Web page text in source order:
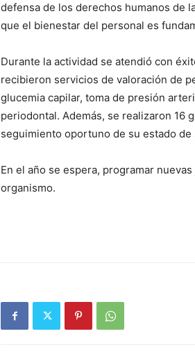
defensa de los derechos humanos de
que el bienestar del personal es
Durante la actividad se atendió con
recibieron servicios de valoración de
glucemia capilar, toma de presión
periodontal. Además, se realizaron 16
seguimiento oportuno de su estado de
En el año se espera, programar
organismo.